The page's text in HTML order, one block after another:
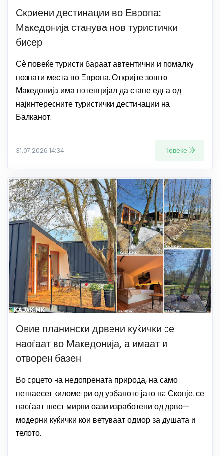
Скриени дестинации во Европа:
Македонија станува нов туристички
бисер
Сѐ повеќе туристи бараат автентични и помалку
познати места во Европа. Откријте зошто
Македонија има потенцијал да стане една од
најинтересните туристички дестинации на
Балканот.
31.07.2026 14:34 Повеќе
Овие планински дрвени куќички се
наоѓаат во Македонија, а имаат и
отворен базен
Во срцето на недопрената природа, на само
петнаесет километри од урбаното јато на Скопје, се
наоѓаат шест мирни оази изработени од дрво—
модерни куќички кои ветуваат одмор за душата и
телото.